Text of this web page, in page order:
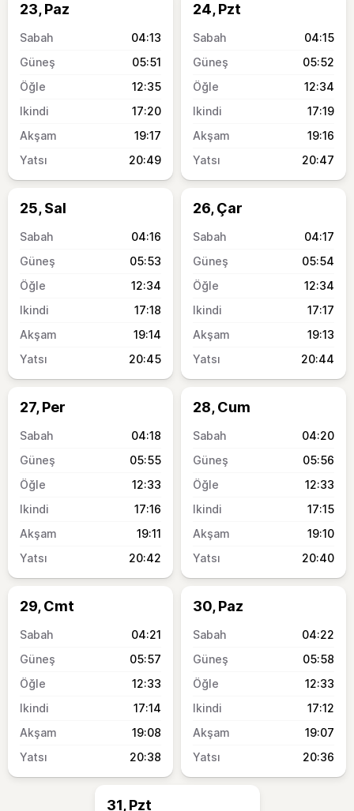
23, Paz
04:13
05:51
12:35
17:20
19:17
20:49
24, Pzt
04:15
05:52
12:34
17:19
19:16
20:47
25, Sal
04:16
05:53
12:34
17:18
19:14
20:45
26, Çar
04:17
05:54
12:34
17:17
19:13
20:44
27, Per
04:18
05:55
12:33
17:16
19:11
20:42
28, Cum
04:20
05:56
12:33
17:15
19:10
20:40
29, Cmt
04:21
05:57
12:33
17:14
19:08
20:38
30, Paz
04:22
05:58
12:33
17:12
19:07
20:36
31, Pzt